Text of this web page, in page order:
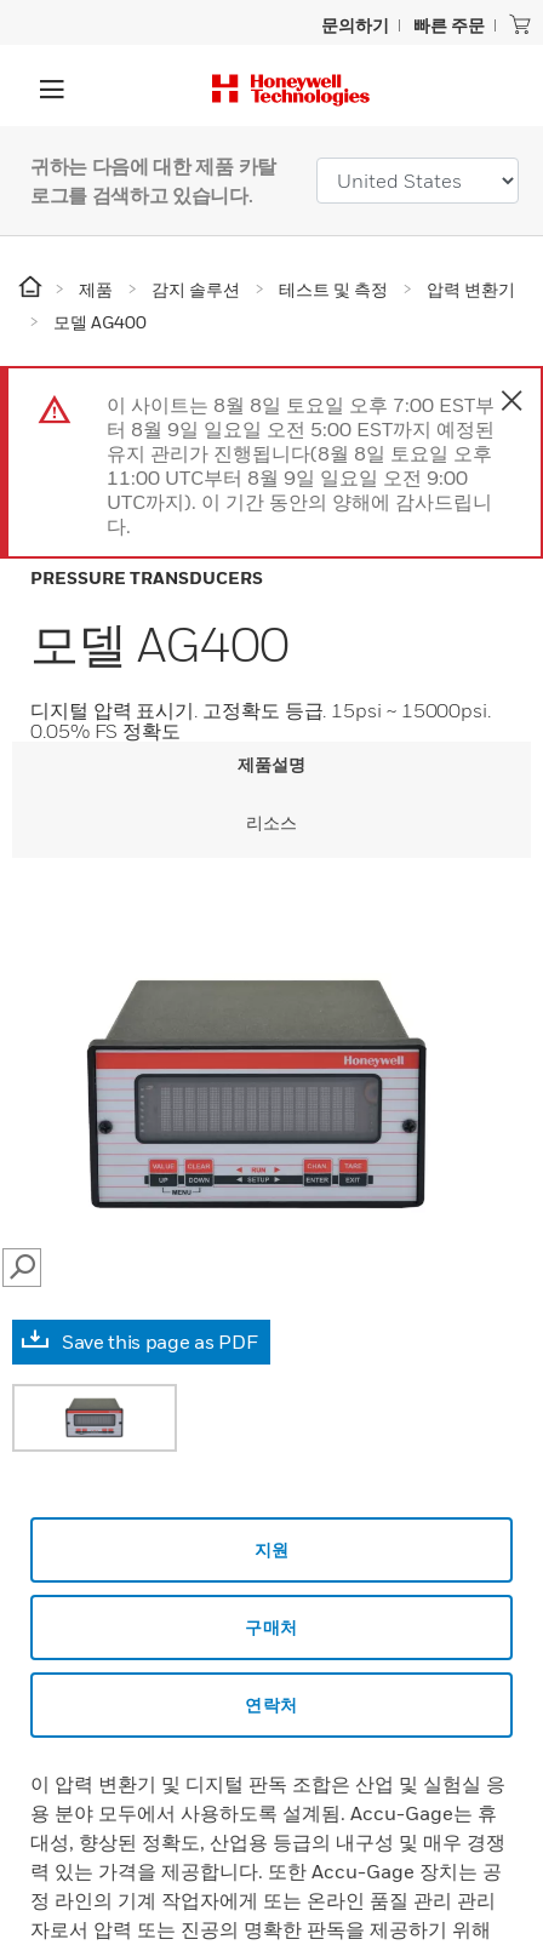
문의하기 빠른 주문
귀하는 다음에 대한 제품 카탈
로그를 검색하고 있습니다.
제품 감지 솔루션 테스트 및 측정
압력 변환기
모델 AG400
이 사이트는 8월 8일 토요일 오후 7:00 EST부
터 8월 9일 일요일 오전 5:00 EST까지 예정된
유지 관리가 진행됩니다(8월 8일 토요일 오후
11:00 UTC부터 8월 9일 일요일 오전 9:00
UTC까지). 이 기간 동안의 양해에 감사드립니
다.
PRESSURE TRANSDUCERS
모델 AG400
디지털 압력 표시기. 고정확도 등급. 15psi ~ 15000psi.
0.05% FS 정확도
제품설명
리소스
SEARCH
Save this page as PDF
지원
구매처
연락처
이 압력 변환기 및 디지털 판독 조합은 산업 및 실험실 응
용 분야 모두에서 사용하도록 설계됨. Accu-Gage는 휴
대성, 향상된 정확도, 산업용 등급의 내구성 및 매우 경쟁
력 있는 가격을 제공합니다. 또한 Accu-Gage 장치는 공
정 라인의 기계 작업자에게 또는 온라인 품질 관리 관리
자로서 압력 또는 진공의 명확한 판독을 제공하기 위해